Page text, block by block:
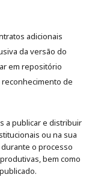
adicionais
da versão do
em repositório
de
a publicar e distribuir
ou na sua
o processo
bem como
.